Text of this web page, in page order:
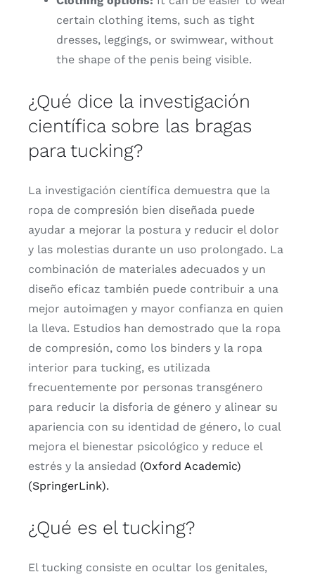
certain clothing items, such as tight
dresses, leggings, or swimwear, without
the shape of the penis being visible.
¿Qué dice la investigación
científica sobre las bragas
para tucking?
La investigación científica demuestra que la
ropa de compresión bien diseñada puede
ayudar a mejorar la postura y reducir el dolor
y las molestias durante un uso prolongado. La
combinación de materiales adecuados y un
diseño eficaz también puede contribuir a una
mejor autoimagen y mayor confianza en quien
la lleva. Estudios han demostrado que la ropa
de compresión, como los binders y la ropa
interior para tucking, es utilizada
frecuentemente por personas transgénero
para reducir la disforia de género y alinear su
apariencia con su identidad de género, lo cual
mejora el bienestar psicológico y reduce el
estrés y la ansiedad (Oxford Academic)
(SpringerLink).
¿Qué es el tucking?
El tucking consiste en ocultar los genitales,